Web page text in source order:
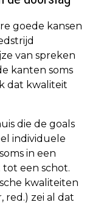
goede kansen
van spreken
kanten soms
dat kwaliteit
die de goals
individuele
in een
een schot.
kwaliteiten
red.) zei al dat